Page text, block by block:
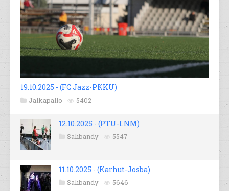
19.10.2025 - (FC Jazz-PKKU)
Jalkapallo 5402
12.10.2025 - (PTU-LNM)
Salibandy 5547
11.10.2025 - (Karhut-Josba)
Salibandy 5646